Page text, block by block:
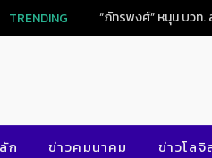
TRENDING
ก ข่าวคมนาคม ข่าวโล